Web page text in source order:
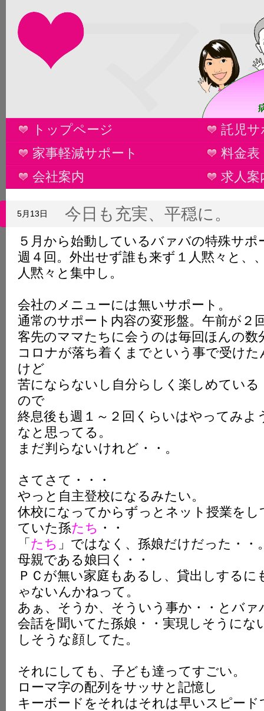
マ
トップページ
託児
家事軽減サポート
料金表
会社案内
求人案
今日も充実、平穏に。
5月13日
５月から始動しているバァバの特殊サポ
週４回。外出せず誰も来ず１人黙々と、
人黙々と集中し。
会社のメニューには無いサポート。
通常のサポート内容の変形盤。午前が２
客先のママたちに会うのは毎回ほんの数
コロナが落ち着くまでという事で受けた
けど
苦にならないし自分らしく楽しめている
ので
終息後も週１～２回くらいはやってみよ
なと思ってる。
まだ判らないけれど・・。
さてさて・・・
やっと自主登校になるみたい。
休校になってからずっとネット授業を
ていた孫たち ・・
「 たち 」ではなく、孫娘だけだった・・
母親である娘曰く・・
ＰＣが無い家庭もあるし、貸出しするに
ゃないんかねって。
あぁ、そうか、そういう事か・・とバァ
会話を聞いてた孫娘・・実現しそうにな
しそうな顔してた。
それにしても、子ども達ってすごい。
ローマ字の配列をサッサと記憶し
キーボードをそれはそれは早いスピード